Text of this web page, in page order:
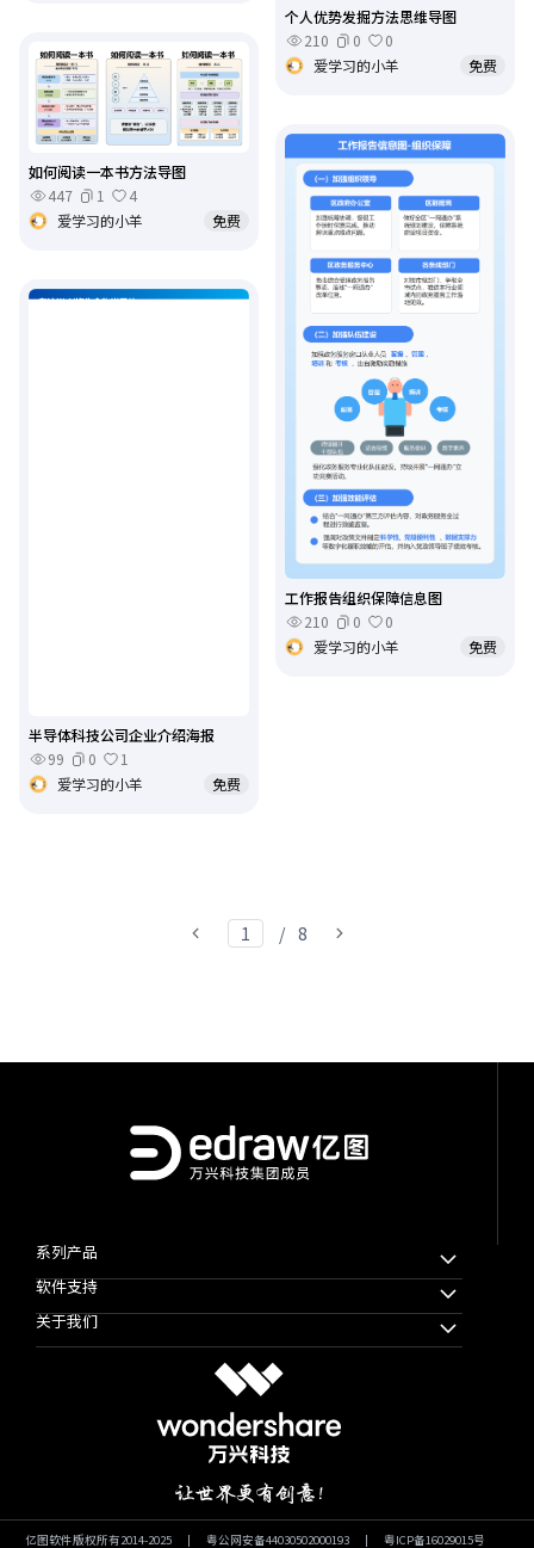
个人优势发掘方法思维导图
210
0
0
爱学习的小羊
免费
如何阅读一本书方法导图
447
1
4
爱学习的小羊
免费
工作报告组织保障信息图
210
0
0
爱学习的小羊
免费
半导体科技公司企业介绍海报
99
0
1
爱学习的小羊
免费
/ 8
系列产品
万兴脑图MindMaster
万兴图示
软件支持
下载中心
关于我们
亿图软件版权所有2014-2025 | 粤公网安备44030502000193 | 粤ICP备16029015号